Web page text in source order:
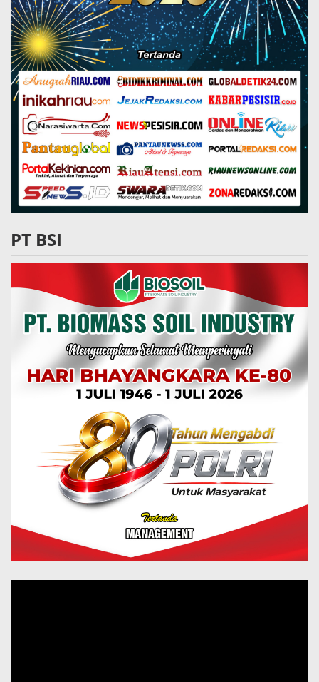
PT BSI